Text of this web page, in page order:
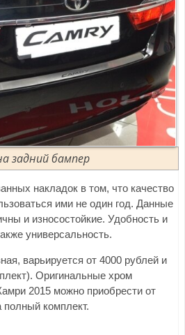
задний бампер
накладок в том, что качество
ими не один год. Данные
и износостойкие. Удобность и
универсальность.
варьируется от 4000 рублей и
Оригинальные хром
2015 можно приобрести от
полный комплект.